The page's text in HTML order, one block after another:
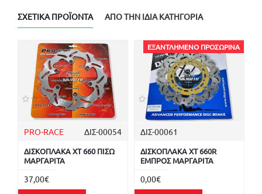
ΣΧΕΤΙΚΆ ΠΡΟΪΌΝΤΑ ΑΠΌ ΤΗΝ ΊΔΙΑ ΚΑΤΗΓΟΡΊΑ
PRO-RACE ΔΙΣ-00054
ΔΙΣΚΟΠΛΑΚΑ XT 660 ΠΙΣΩ
ΜΑΡΓΑΡΙΤΑ
37,00€
ΕΞΑΝΤΛΗΜΈΝΟ ΠΡΟΣΩΡΙΝΆ
ΔΙΣ-00061
ΔΙΣΚΟΠΛΑΚΑ XT 660R
ΕΜΠΡΟΣ ΜΑΡΓΑΡΙΤΑ
0,00€